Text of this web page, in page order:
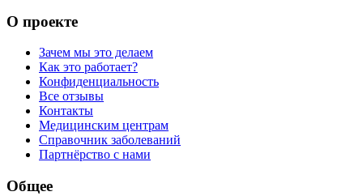
О проекте
Зачем мы это делаем
Как это работает?
Конфиденциальность
Все отзывы
Контакты
Медицинским центрам
Справочник заболеваний
Партнёрство с нами
Общее